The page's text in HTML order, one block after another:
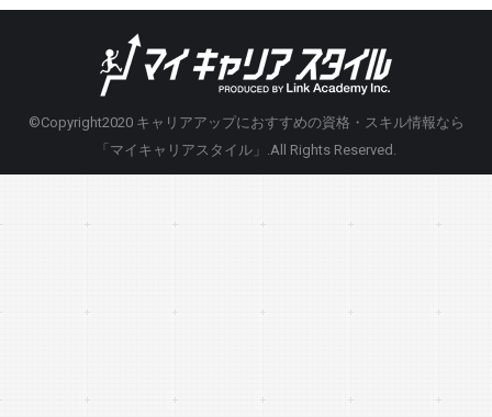
©Copyright2020 キャリアアップにおすすめの資格・スキル情報なら
「マイキャリアスタイル」
.All Rights Reserved.